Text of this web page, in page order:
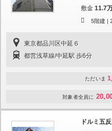
敷金 11.7
5階建 |
東京都品川区中延６
都営浅草線/中延駅 歩6分
ただいま 1
対象者全員に
ドルミ五